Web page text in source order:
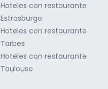
Hoteles con restaurante
Estrasburgo
Hoteles con restaurante
Tarbes
Hoteles con restaurante
Toulouse